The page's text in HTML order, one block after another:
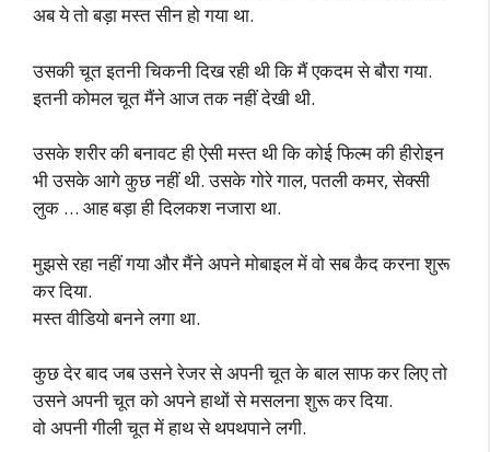
अब ये तो बड़ा मस्त सीन हो गया था.
उसकी चूत इतनी चिकनी दिख रही थी कि मैं एकदम से बौरा गया.
इतनी कोमल चूत मैंने आज तक नहीं देखी थी.
उसके शरीर की बनावट ही ऐसी मस्त थी कि कोई फिल्म की हीरोइन
भी उसके आगे कुछ नहीं थी. उसके गोरे गाल, पतली कमर, सेक्सी
लुक … आह बड़ा ही दिलकश नजारा था.
मुझसे रहा नहीं गया और मैंने अपने मोबाइल में वो सब कैद करना शुरू
कर दिया.
मस्त वीडियो बनने लगा था.
कुछ देर बाद जब उसने रेजर से अपनी चूत के बाल साफ कर लिए तो
उसने अपनी चूत को अपने हाथों से मसलना शुरू कर दिया.
वो अपनी गीली चूत में हाथ से थपथपाने लगी.